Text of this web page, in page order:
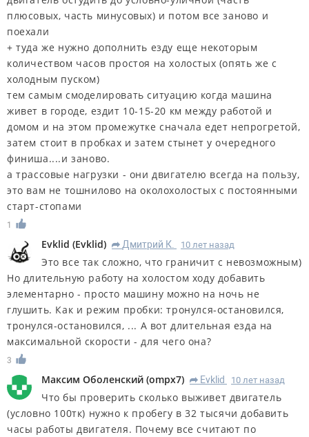
плюсовых, часть минусовых) и потом все заново и
поехали
+ туда же нужно дополнить езду еще некоторым
количеством часов простоя на холостых (опять же с
холодным пуском)
тем самым смоделировать ситуацию когда машина
живет в городе, ездит 10-15-20 км между работой и
домом и на этом промежутке сначала едет непрогретой,
затем стоит в пробках и затем стынет у очередного
финиша....и заново.
а трассовые нагрузки - они двигателю всегда на пользу,
это вам не тошнилово на околохолостых с постоянными
старт-стопами
1
Evklid (Evklid) R Дмитрий К. 10 лет назад
Это все так сложно, что граничит с невозможным)
Но длительную работу на холостом ходу добавить
элементарно - просто машину можно на ночь не
глушить. Как и режим пробки: тронулся-остановился,
тронулся-остановился, ... А вот длительная езда на
максимальной скорости - для чего она?
3
Максим Оболенский (ompx7) R Evklid 10 лет назад
Что бы проверить сколько выживет двигатель
(условно 100тк) нужно к пробегу в 32 тысячи добавить
часы работы двигателя. Почему все считают по